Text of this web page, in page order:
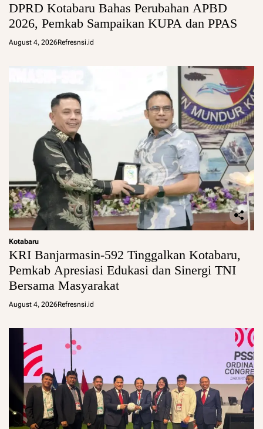
DPRD Kotabaru Bahas Perubahan APBD
2026, Pemkab Sampaikan KUPA dan PPAS
August 4, 2026Refresnsi.id
Kotabaru
KRI Banjarmasin-592 Tinggalkan Kotabaru,
Pemkab Apresiasi Edukasi dan Sinergi TNI
Bersama Masyarakat
August 4, 2026Refresnsi.id